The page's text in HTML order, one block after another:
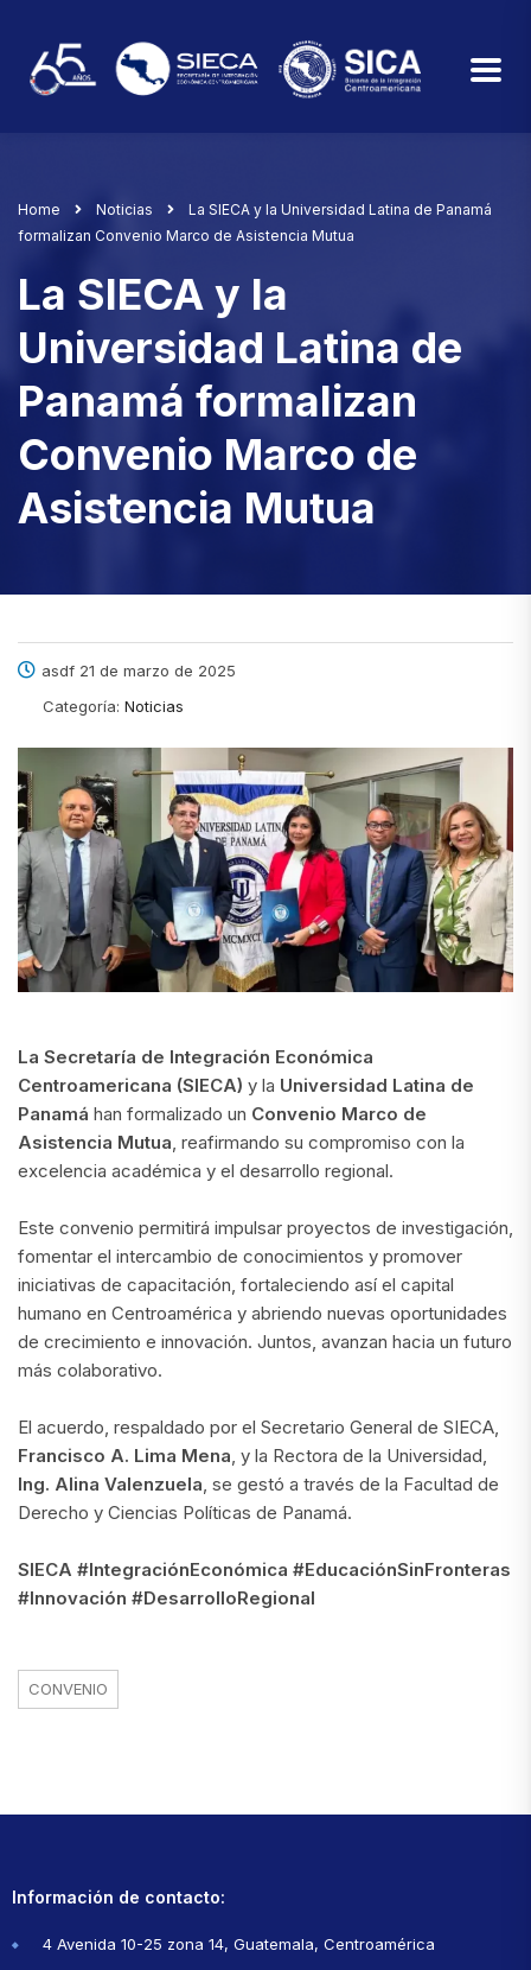
Home Noticias
La SIECA y la Universidad Latina de Panamá
formalizan Convenio Marco de Asistencia Mutua
La SIECA y la
Universidad Latina de
Panamá formalizan
Convenio Marco de
Asistencia Mutua
asdf 21 de marzo de 2025
Categoría: Noticias
La Secretaría de Integración Económica
Centroamericana (SIECA) y la Universidad Latina de
Panamá han formalizado un Convenio Marco de
Asistencia Mutua , reafirmando su compromiso con la
excelencia académica y el desarrollo regional.
Este convenio permitirá impulsar proyectos de investigación,
fomentar el intercambio de conocimientos y promover
iniciativas de capacitación, fortaleciendo así el capital
humano en Centroamérica y abriendo nuevas oportunidades
de crecimiento e innovación. Juntos, avanzan hacia un futuro
más colaborativo.
El acuerdo, respaldado por el Secretario General de SIECA,
Francisco A. Lima Mena , y la Rectora de la Universidad,
Ing. Alina Valenzuela , se gestó a través de la Facultad de
Derecho y Ciencias Políticas de Panamá.
SIECA #IntegraciónEconómica #EducaciónSinFronteras
#Innovación #DesarrolloRegional
CONVENIO
Información de contacto:
4 Avenida 10-25 zona 14, Guatemala, Centroamérica